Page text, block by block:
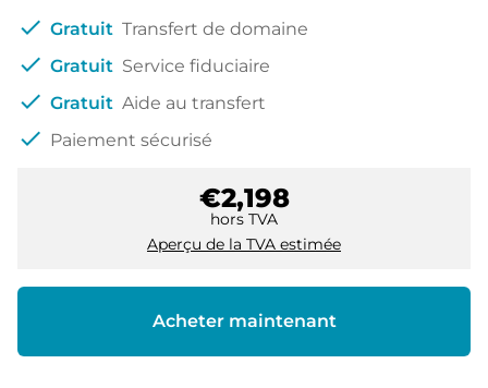
check Gratuit Transfert de domaine
check Gratuit Service fiduciaire
check Gratuit Aide au transfert
check Paiement sécurisé
€2,198
hors TVA
Aperçu de la TVA estimée
Acheter maintenant